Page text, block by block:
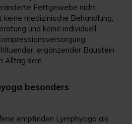
Fettgewebe nicht
medizinische Behandlung,
und keine individuell
ergänzender Baustein
Alltag sein.
besonders
empfinden Lymphyoga als